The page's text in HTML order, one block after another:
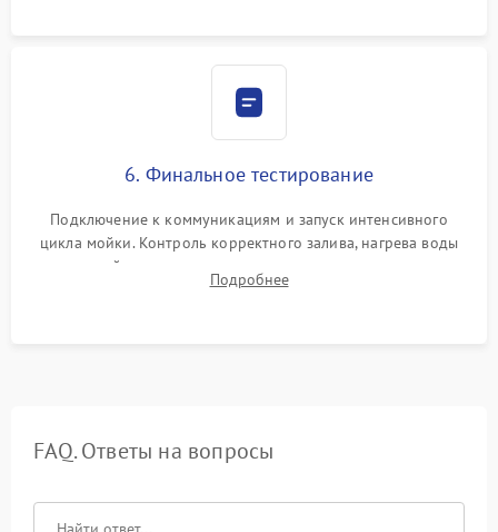
6. Финальное тестирование
Подключение к коммуникациям и запуск интенсивного
цикла мойки. Контроль корректного залива, нагрева воды
до нужной температуры, отсутствия посторонних шумов,
штатного слива и абсолютной сухости в поддоне.
Подробнее
FAQ. Ответы на вопросы